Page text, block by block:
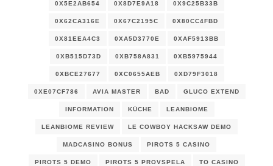
0X5E2AB654 0X8D7E9A18 0X9C25B33B
0X62CA316E 0X67C2195C 0X80CC4FBD
0X81EEA4C3 0XA5D3770E 0XAF5913BB
0XB515D73D 0XB758A831 0XB5975944
0XBCE27677 0XC0655AEB 0XD79F3018
0XE07CF786 AVIA MASTER BAD GLUCO EXTEND
INFORMATION KÜCHE LEANBIOME
LEANBIOME REVIEW LE COWBOY HACKSAW DEMO
MADCASINO BONUS PIROTS 5 CASINO
PIROTS 5 DEMO PIROTS 5 PROVSPELA TO CASINO